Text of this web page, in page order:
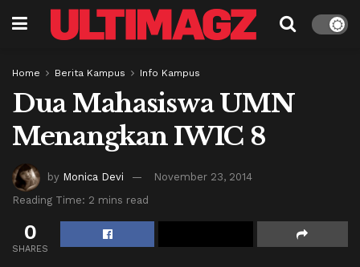
Home Berita Kampus Info Kampus
Dua Mahasiswa UMN
Menangkan IWIC 8
by Monica Devi
November 23, 2014
Reading Time: 2 mins read
0
SHARES